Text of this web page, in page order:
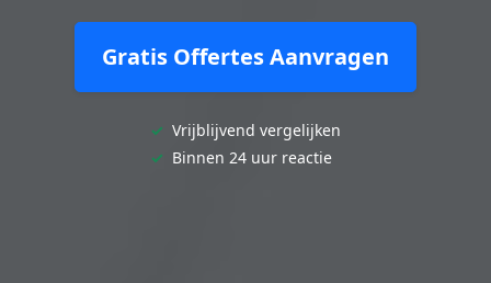
Gratis Offertes Aanvragen
✓ Vrijblijvend vergelijken
✓ Binnen 24 uur reactie